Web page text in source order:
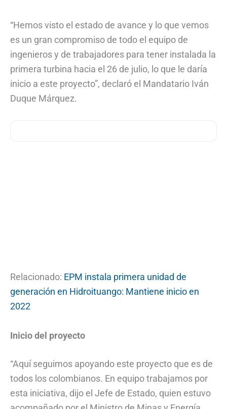
“Hemos visto el estado de avance y lo que vemos
es un gran compromiso de todo el equipo de
ingenieros y de trabajadores para tener instalada la
primera turbina hacia el 26 de julio, lo que le daría
inicio a este proyecto”, declaró el Mandatario Iván
Duque Márquez.
Relacionado: EPM instala primera unidad de
generación en Hidroituango: Mantiene inicio en
2022
Inicio del proyecto
“Aquí seguimos apoyando este proyecto que es de
todos los colombianos. En equipo trabajamos por
esta iniciativa, dijo el Jefe de Estado, quien estuvo